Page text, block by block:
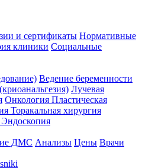
и сертификаты Нормативные
клиники Социальные
Ведение беременности
Лучевая
Онкология Пластическая
Торакальная хирургия
Эндоскопия
ДМС Анализы Цены Врачи